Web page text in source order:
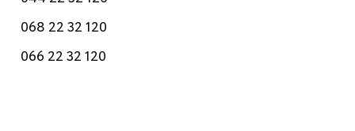
068 22 32 120
066 22 32 120